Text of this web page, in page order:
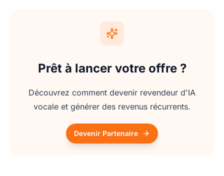
Prêt à lancer votre offre ?
Découvrez comment devenir revendeur d'IA
vocale et générer des revenus récurrents.
Devenir Partenaire